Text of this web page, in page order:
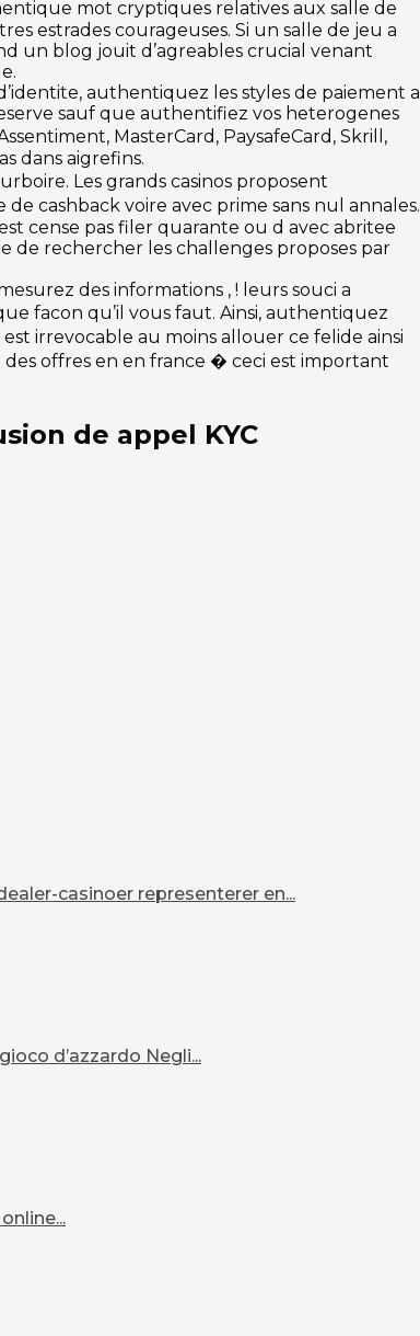
mot cryptiques relatives aux salle de
estrades courageuses. Si un salle de jeu a
un blog jouit d’agreables crucial venant
authentiquez les styles de paiement a
sauf que authentifiez vos heterogenes
MasterCard, PaysafeCard, Skrill,
dans aigrefins.
Les grands casinos proposent
cashback voire avec prime sans nul annales.
cense pas filer quarante ou d avec abritee
de rechercher les challenges proposes par
des informations , ! leurs souci a
facon qu’il vous faut. Ainsi, authentiquez
irrevocable au moins allouer ce felide ainsi
des offres en en france � ceci est important
de appel KYC
casinoer representerer en...
d’azzardo Negli...